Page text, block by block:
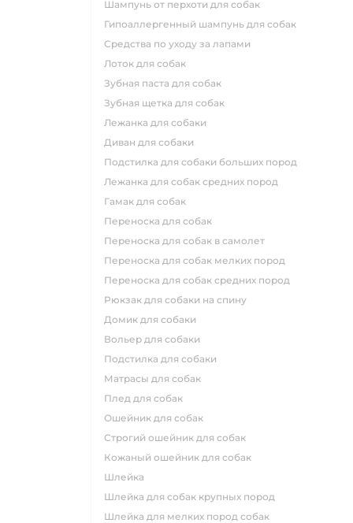
шампунь от перхоти для собак
гипоаллергенный шампунь для собак
средства по уходу за лапами
лоток для собак
зубная паста для собак
зубная щетка для собак
лежанка для собаки
диван для собаки
подстилка для собаки больших пород
лежанка для собак средних пород
гамак для собак
переноска для собак
переноска для собак в самолет
переноска для собак мелких пород
переноска для собак средних пород
рюкзак для собаки на спину
домик для собаки
вольер для собаки
подстилка для собаки
матрасы для собак
плед для собак
ошейник для собак
строгий ошейник для собак
кожаный ошейник для собак
шлейка
шлейка для собак крупных пород
шлейка для мелких пород собак